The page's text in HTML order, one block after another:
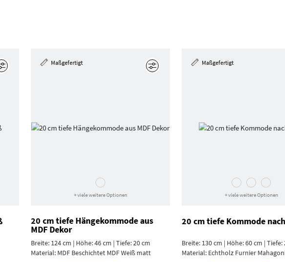
Maßgefertigt
+ viele weitere Optionen
20 cm tiefe Hängekommode aus
MDF Dekor
Breite: 124 cm | Höhe: 46 cm | Tiefe: 20 cm
Material: MDF Beschichtet MDF Weiß matt
Maßgefertigt
+ viele weitere Optionen
20 cm tiefe Kommode
Breite: 130 cm | Höhe: 60 cm | Tiefe:
Material: Echtholz Furnier